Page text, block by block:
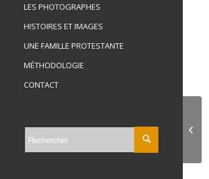
LES PHOTOGRAPHES
HISTOIRES ET IMAGES
UNE FAMILLE PROTESTANTE
MÉTHODOLOGIE
CONTACT